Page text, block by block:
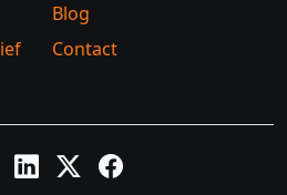
Blog
Contact
LinkedInTwitter XFacebook